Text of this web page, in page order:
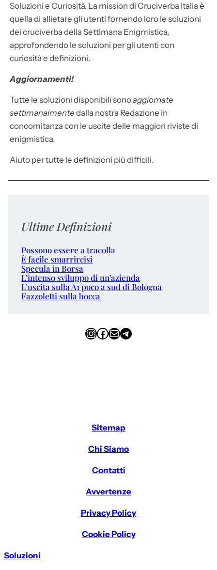
Soluzioni e Curiosità. La mission di Cruciverba Italia è
quella di allietare gli utenti fornendo loro le soluzioni
dei cruciverba della Settimana Enigmistica,
approfondendo le soluzioni per gli utenti con
curiosità e definizioni.
Aggiornamenti!
Tutte le soluzioni disponibili sonoaggiornate
settimanalmente dalla nostra Redazione in
concomitanza con le uscite delle maggiori riviste di
enigmistica.
Aiuto per tutte le definizioni più difficili.
Ultime Definizioni
Possono essere a tracolla
È facile smarrircisi
Specula in Borsa
L’intenso sviluppo di un’azienda
L’uscita sulla A1 poco a sud di Bologna
Fazzoletti sulla bocca
InstagramFacebook Email Telegram
Sitemap
Chi Siamo
Contatti
Avvertenze
Privacy Policy
Cookie Policy
Soluzioni